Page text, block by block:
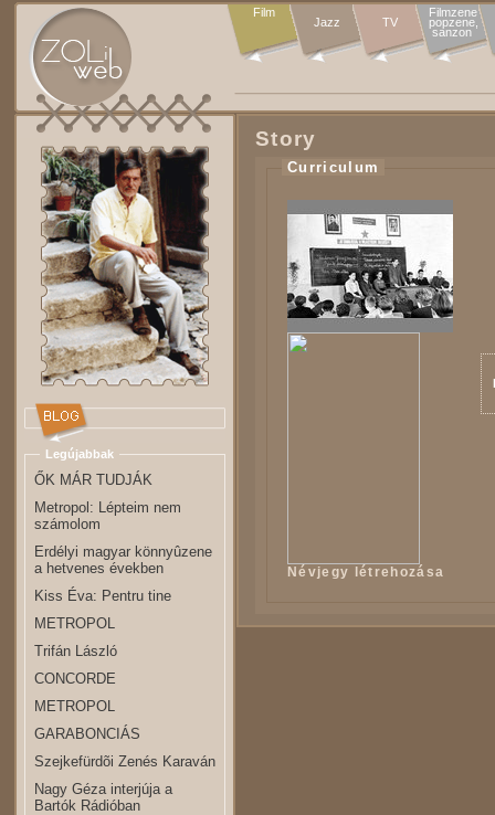
Film
Jazz TV
Filmzene
popzene,
sanzon
Story
Curriculum
Névjegy létrehozása
Legújabbak
ŐK MÁR TUDJÁK
Metropol: Lépteim nem
számolom
Erdélyi magyar könnyûzene
a hetvenes években
Kiss Éva: Pentru tine
METROPOL
Trifán László
CONCORDE
METROPOL
GARABONCIÁS
Szejkefürdõi Zenés Karaván
Nagy Géza interjúja a
Bartók Rádióban